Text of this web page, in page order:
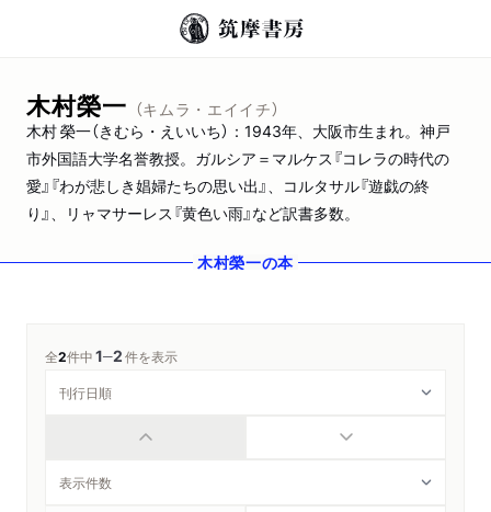
木村榮一 （キムラ・エイイチ）
木村 榮一（きむら・えいいち）：1943年、大阪市生まれ。神戸
市外国語大学名誉教授。ガルシア＝マルケス『コレラの時代の
愛』『わが悲しき娼婦たちの思い出』、コルタサル『遊戯の終
り』、リャマサーレス『黄色い雨』など訳書多数。
木村榮一の本
全2件中1─2件を表示